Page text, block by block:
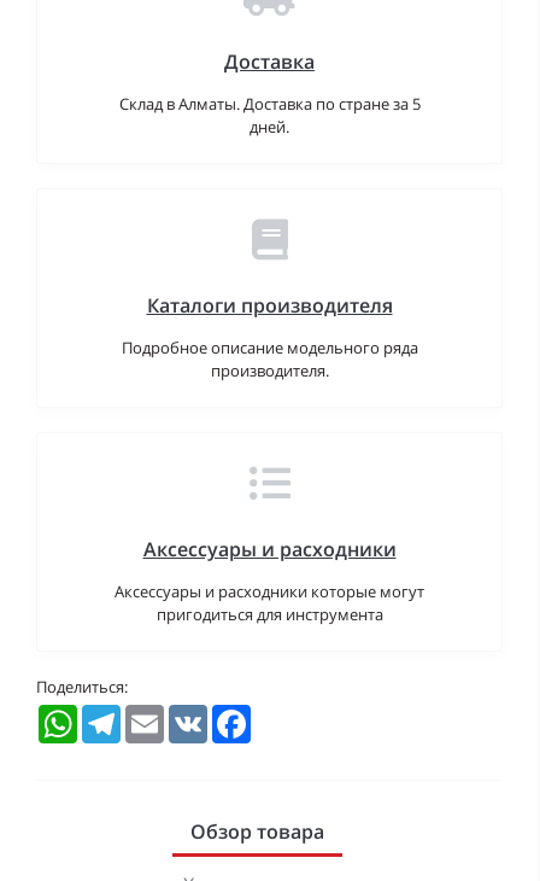
Доставка
Склад в Алматы. Доставка по стране за 5
дней.
Каталоги производителя
Подробное описание модельного ряда
производителя.
Аксессуары и расходники
Аксессуары и расходники которые могут
пригодиться для инструмента
Поделиться:
WhatsAppTelegramEmail VK
Обзор товара